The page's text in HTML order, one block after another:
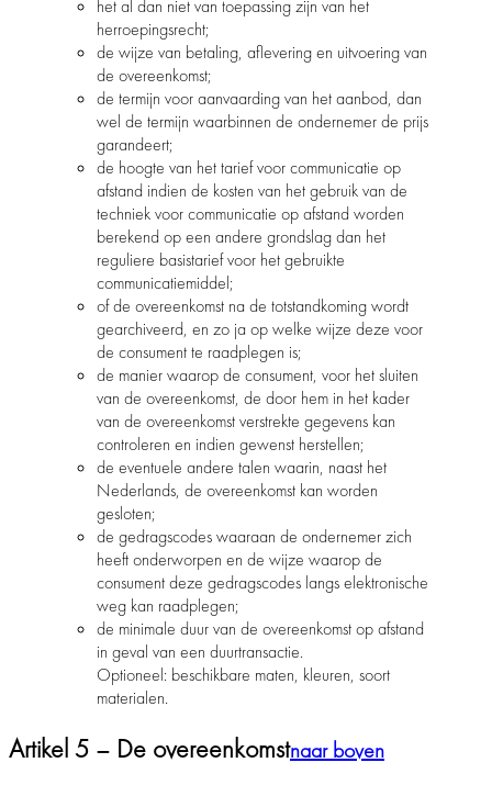
het al dan niet van toepassing zijn van het
herroepingsrecht;
de wijze van betaling, aflevering en uitvoering van
de overeenkomst;
de termijn voor aanvaarding van het aanbod, dan
wel de termijn waarbinnen de ondernemer de prijs
garandeert;
de hoogte van het tarief voor communicatie op
afstand indien de kosten van het gebruik van de
techniek voor communicatie op afstand worden
berekend op een andere grondslag dan het
reguliere basistarief voor het gebruikte
communicatiemiddel;
of de overeenkomst na de totstandkoming wordt
gearchiveerd, en zo ja op welke wijze deze voor
de consument te raadplegen is;
de manier waarop de consument, voor het sluiten
van de overeenkomst, de door hem in het kader
van de overeenkomst verstrekte gegevens kan
controleren en indien gewenst herstellen;
de eventuele andere talen waarin, naast het
Nederlands, de overeenkomst kan worden
gesloten;
de gedragscodes waaraan de ondernemer zich
heeft onderworpen en de wijze waarop de
consument deze gedragscodes langs elektronische
weg kan raadplegen;
de minimale duur van de overeenkomst op afstand
in geval van een duurtransactie.
Optioneel: beschikbare maten, kleuren, soort
materialen.
Artikel 5 – De overeenkomstnaar boven